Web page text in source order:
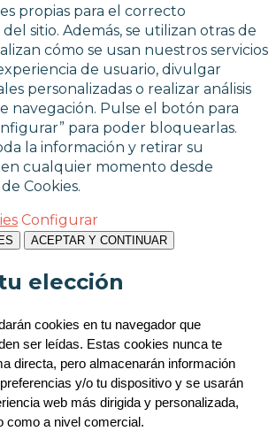
propias para el correcto
sitio. Además, se utilizan otras de
cómo se usan nuestros servicios
de usuario, divulgar
personalizadas o realizar análisis
navegación. Pulse el botón para
para poder bloquearlas.
la información y retirar su
cualquier momento desde
Cookies.
Configurar
ACEPTAR Y CONTINUAR
elección
cookies en tu navegador que
ser leídas. Estas cookies nunca te
directa, pero almacenarán información
y/o tu dispositivo y se usarán
web más dirigida y personalizada,
como a nivel comercial.